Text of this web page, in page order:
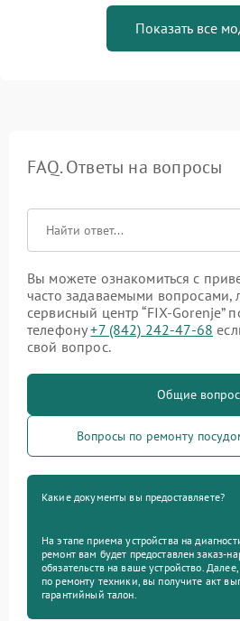
Показать все
FAQ. Ответы на вопросы
Вы можете ознакомиться с
часто задаваемыми вопросами,
сервисный центр “FIX-Gorenje”
телефону+7 (842) 242-47-68
свой вопрос.
Общие
Вопросы по ремонту
Какие документы вы предоставляете?
На этапе приема устройства на
ремонт вам будет предоставлен заказ-
обязательств на ваше устройство.
по ремонту техники, вы получите акт
гарантийный талон.